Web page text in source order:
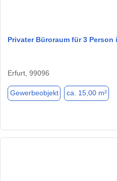
Privater Büroraum für 3 Person
Erfurt, 99096
Gewerbeobjekt ca. 15,00 m²